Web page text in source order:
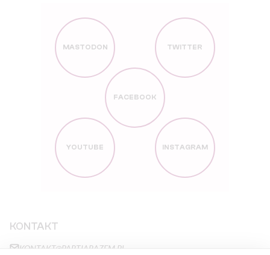
MASTODON TWITTER
FACEBOOK
YOUTUBE INSTAGRAM
KONTAKT
KONTAKT@PARTIARAZEM.PL